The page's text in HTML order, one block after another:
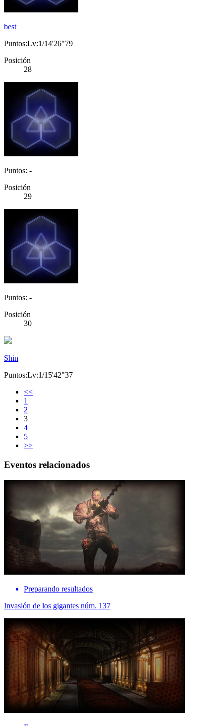
best
Puntos:Lv:1/14'26"79
Posición
28
Puntos: -
Posición
29
Puntos: -
Posición
30
Shin
Puntos:Lv:1/15'42"37
<<
1
2
3
4
5
>>
Eventos relacionados
Preparando resultados
Invasión de los gigantes núm. 137